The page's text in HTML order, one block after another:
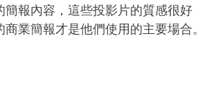
簡報內容，這些投影片的質感很
業簡報才是他們使用的主要場合。